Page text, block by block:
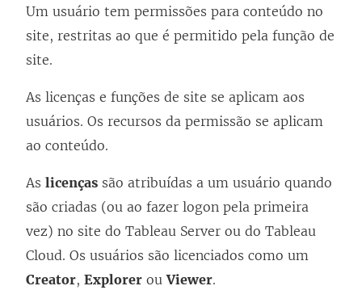
Um usuário tem permissões para conteúdo no
site, restritas ao que é permitido pela função de
site.
As licenças e funções de site se aplicam aos
usuários. Os recursos da permissão se aplicam
ao conteúdo.
As licenças são atribuídas a um usuário quando
são criadas (ou ao fazer logon pela primeira
vez) no site do Tableau Server ou do Tableau
Cloud. Os usuários são licenciados como um
Creator, Explorer ouViewer.